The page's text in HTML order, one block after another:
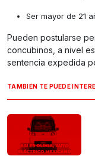
Ser mayor de 21
Pueden postularse
concubinos, a nivel
sentencia expedida
TAMBIÉN TE PUEDE